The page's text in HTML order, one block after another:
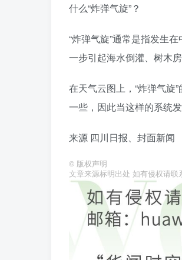
什么“炸弹气旋”？
“炸弹气旋”通常是指发生
一步引起海水倒灌、树木
在天气云图上，“炸弹气旋
一些，因此当这样的系统
来源 四川日报、封面新闻
© 版权声明
文章来源标明出处 如有侵权请